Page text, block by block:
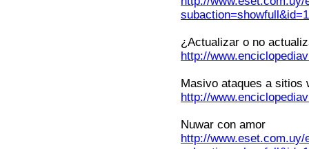
¿Actualizar o no
http://
Masivo ataques a sitios
http://
Nuwar con amor
http://www.eset.com.uy/